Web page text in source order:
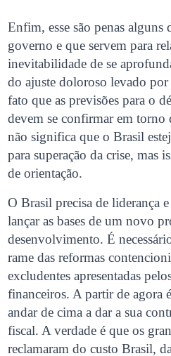
Enfim, esse são penas
governo e que servem para
inevitabilidade de se
do ajuste doloroso levado por
fato que as previsões para o
devem se confirmar em torno
não significa que o Brasil
para superação da crise, mas
de orientação.
O Brasil precisa de liderança
lançar as bases de um novo
desenvolvimento. É
rame das reformas
excludentes apresentadas
financeiros. A partir de agora
andar de cima a dar a sua
fiscal. A verdade é que os
reclamaram do custo Brasil,